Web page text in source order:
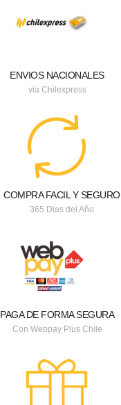
ENVIOS NACIONALES
via Chilexpress
COMPRA FACIL Y SEGURO
365 Dias del Año
PAGA DE FORMA SEGURA
Con Webpay Plus Chile